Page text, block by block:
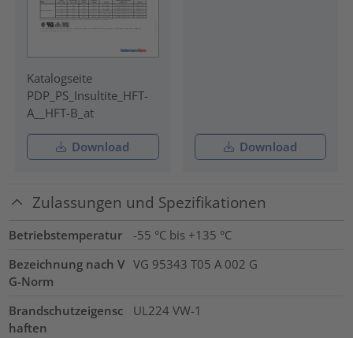
Katalogseite
PDP_PS_Insultite_HFT-
A__HFT-B_at
Download Download
Zulassungen und Spezifikationen
Betriebstemperatur
-55 °C bis +135 °C
Bezeichnung nach V
G-Norm
VG 95343 T05 A 002 G
Brandschutzeigensc
haften
UL224 VW-1